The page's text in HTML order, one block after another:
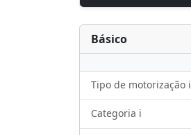
Básico
Tipo de motorização ℹ️
Categoria ℹ️